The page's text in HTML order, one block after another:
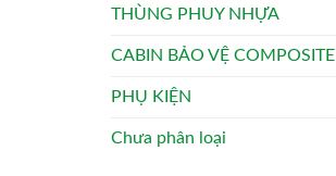
THÙNG PHUY NHỰA
CABIN BẢO VỆ COMPOSITE
PHỤ KIỆN
Chưa phân loại